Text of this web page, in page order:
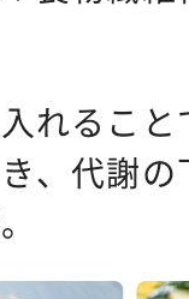
れるこ
、代謝